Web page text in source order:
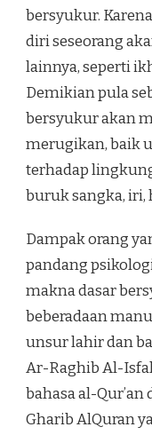
bersyukur.
diri seseorang
lainnya, seperti
Demikian pula
bersyukur akan
merugikan, baik
terhadap
buruk sangka, iri,
Dampak orang
pandang
makna dasar
beberadaan
unsur lahir dan
Ar-Raghib Al-
bahasa al-
Gharib AlQuran